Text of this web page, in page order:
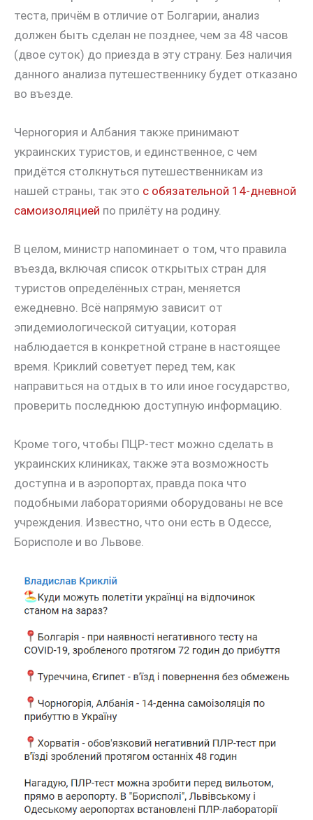
теста, причём в отличие от Болгарии, анализ
должен быть сделан не позднее, чем за 48 часов
(двое суток) до приезда в эту страну. Без наличия
данного анализа путешественнику будет отказано
во въезде.
Черногория и Албания также принимают
украинских туристов, и единственное, с чем
придётся столкнуться путешественникам из
нашей страны, так это с обязательной 14-дневной
самоизоляцией по прилёту на родину.
В целом, министр напоминает о том, что правила
въезда, включая список открытых стран для
туристов определённых стран, меняется
ежедневно. Всё напрямую зависит от
эпидемиологической ситуации, которая
наблюдается в конкретной стране в настоящее
время. Криклий советует перед тем, как
направиться на отдых в то или иное государство,
проверить последнюю доступную информацию.
Кроме того, чтобы ПЦР-тест можно сделать в
украинских клиниках, также эта возможность
доступна и в аэропортах, правда пока что
подобными лабораториями оборудованы не все
учреждения. Известно, что они есть в Одессе,
Борисполе и во Львове.